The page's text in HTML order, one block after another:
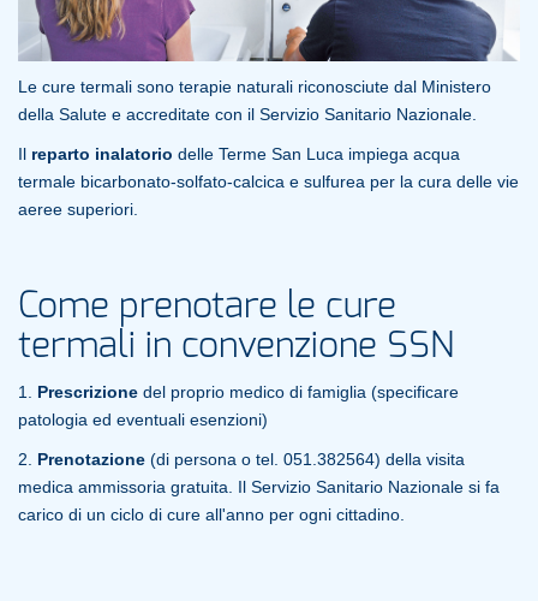
Le cure termali sono terapie naturali riconosciute dal Ministero
della Salute e accreditate con il Servizio Sanitario Nazionale.
Il reparto inalatorio delle Terme San Luca impiega acqua
termale bicarbonato-solfato-calcica e sulfurea per la cura delle vie
aeree superiori.
Come prenotare le cure
termali in convenzione SSN
1. Prescrizione del proprio medico di famiglia (specificare
patologia ed eventuali esenzioni)
2. Prenotazione (di persona o tel. 051.382564) della visita
medica ammissoria gratuita. Il Servizio Sanitario Nazionale si fa
carico di un ciclo di cure all'anno per ogni cittadino.